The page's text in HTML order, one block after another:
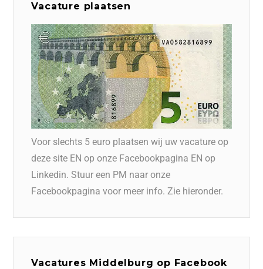
Vacature plaatsen
Voor slechts 5 euro plaatsen wij uw vacature op
deze site EN op onze Facebookpagina EN op
Linkedin. Stuur een PM naar onze
Facebookpagina voor meer info. Zie hieronder.
Vacatures Middelburg op Facebook